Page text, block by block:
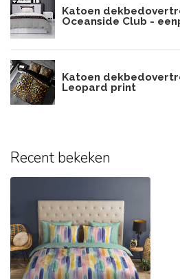
Katoen
Oceanside Club -
Katoen
Leopard print
Recent bekeken